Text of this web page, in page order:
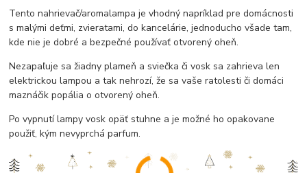
Tento nahrievač/aromalampa je vhodný napríklad pre domácnosti
s malými deťmi, zvieratami, do kancelárie, jednoducho všade tam,
kde nie je dobré a bezpečné používať otvorený oheň.
Nezapaľuje sa žiadny plameň a sviečka či vosk sa zahrieva len
elektrickou lampou a tak nehrozí, že sa vaše ratolesti či domáci
maznáčik popália o otvorený oheň.
Po vypnutí lampy vosk opäť stuhne a je možné ho opakovane
použiť, kým nevyprchá parfum.